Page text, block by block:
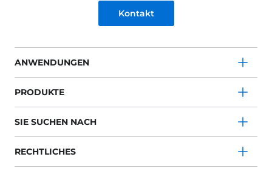
Kontakt
ANWENDUNGEN
PRODUKTE
SIE SUCHEN NACH
RECHTLICHES